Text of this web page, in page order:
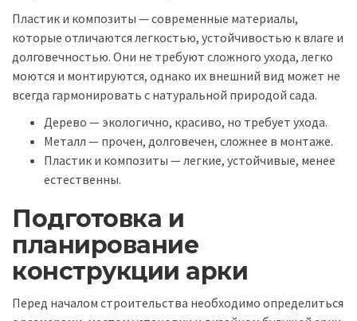
Пластик и композиты — современные материалы,
которые отличаются легкостью, устойчивостью к влаге и
долговечностью. Они не требуют сложного ухода, легко
моются и монтируются, однако их внешний вид может не
всегда гармонировать с натуральной природой сада.
Дерево — экологично, красиво, но требует ухода.
Металл — прочен, долговечен, сложнее в монтаже.
Пластик и композиты — легкие, устойчивые, менее
естественны.
Подготовка и
планирование
конструкции арки
Перед началом строительства необходимо определиться